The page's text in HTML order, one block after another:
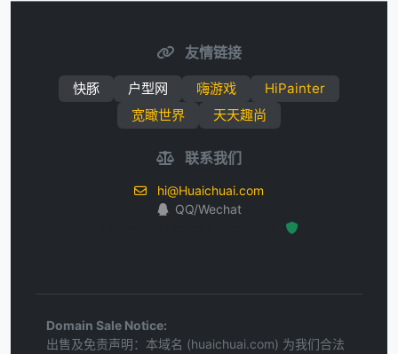
友情链接
快豚 户型网 嗨游戏
HiPainter
宽瞰世界
天天趣尚
联系我们
hi@Huaichuai.com
QQ/Wechat
Domain Sale Notice:
出售及免责声明：本域名 (huaichuai.com) 为我们合法